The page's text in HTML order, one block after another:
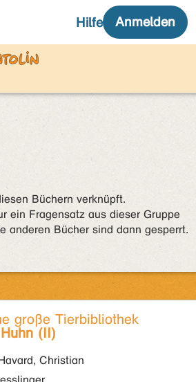
Büchern verknüpft.
ein Fragensatz aus dieser Gruppe
anderen Bücher sind dann gesperrt.
große Tierbibliothek
(II)
Christian